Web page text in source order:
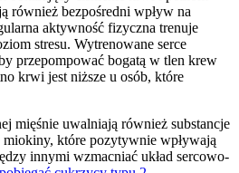
również bezpośredni wpływ na
aktywność fizyczna trenuje
stresu. Wytrenowane serce
przepompować bogatą w tlen krew
krwi jest niższe u osób, które
mięśnie uwalniają również substancje
miokiny, które pozytywnie wpływają
innymi wzmacniać układ sercowo-